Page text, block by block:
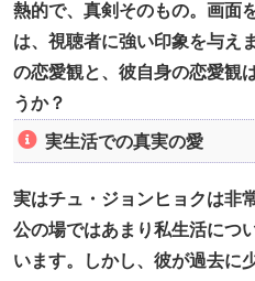
熱的で、真剣そのもの。画面
は、視聴者に強い印象を与え
の恋愛観と、彼自身の恋愛観
うか？
実生活での真実の愛
実はチュ・ジョンヒョクは非
公の場ではあまり私生活につ
います。しかし、彼が過去に